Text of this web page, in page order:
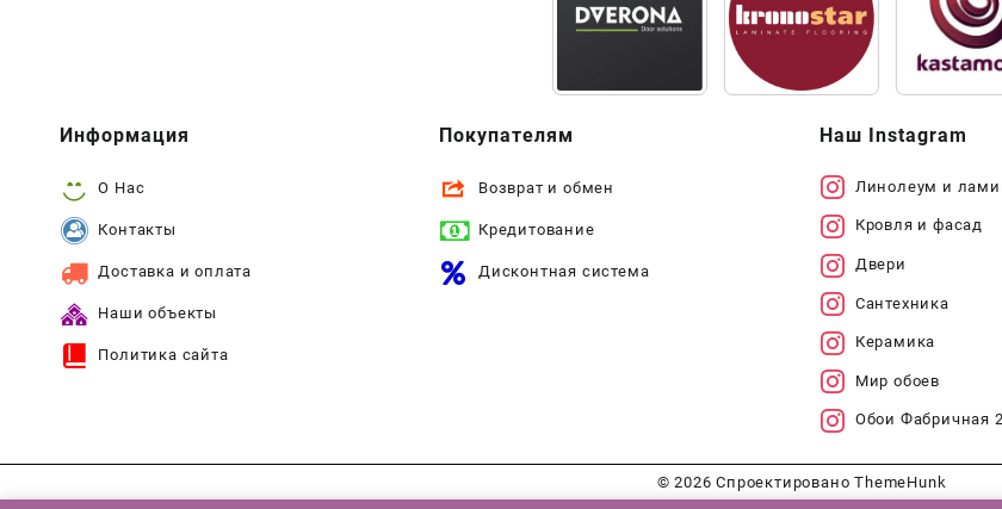
Информация
О Нас
Контакты
Доставка и оплата
Наши объекты
Политика сайта
Покупателям
Возврат и обмен
Кредитование
Дисконтная система
Наш Instagram
Линолеум и
Кровля и фасад
Двери
Сантехника
Керамика
Мир обоев
Обои Фабричная 2
© 2026Спроектировано ThemeHunk